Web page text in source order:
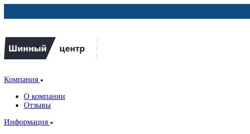
Компания
О компании
Отзывы
Информация